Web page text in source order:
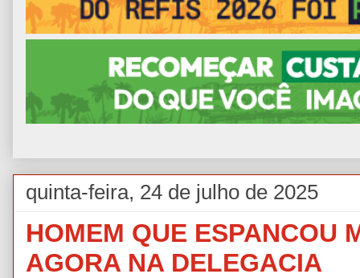
quinta-feira, 24 de julho de 2025
HOMEM QUE ESPANCOU
AGORA NA DELEGACIA